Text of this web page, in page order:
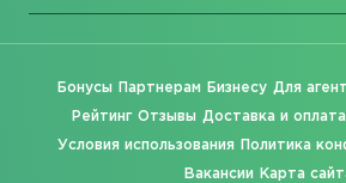
Бонусы Партнерам Бизнесу Для
Рейтинг Отзывы Доставка и оплата
Условия использования Политика
Вакансии Карта